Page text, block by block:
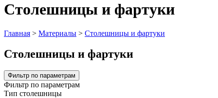
Столешницы и фартуки
Главная > Материалы > Столешницы и фартуки
Столешницы и фартуки
Фильтр по параметрам
Фильтр по параметрам
Тип столешницы